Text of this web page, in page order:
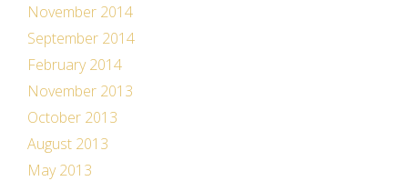
November 2014
September 2014
February 2014
November 2013
October 2013
August 2013
May 2013